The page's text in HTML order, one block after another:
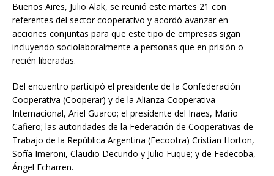
Buenos Aires, Julio Alak, se reunió este martes 21 con
referentes del sector cooperativo y acordó avanzar en
acciones conjuntas para que este tipo de empresas sigan
incluyendo sociolaboralmente a personas que en prisión o
recién liberadas.
Del encuentro participó el presidente de la Confederación
Cooperativa (Cooperar) y de la Alianza Cooperativa
Internacional, Ariel Guarco; el presidente del Inaes, Mario
Cafiero; las autoridades de la Federación de Cooperativas de
Trabajo de la República Argentina (Fecootra) Cristian Horton,
Sofía Imeroni, Claudio Decundo y Julio Fuque; y de Fedecoba,
Ángel Echarren.